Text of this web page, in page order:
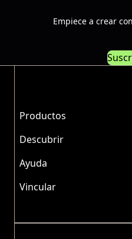
Empiece a crear
Productos
Descubrir
Ayuda
Vincular